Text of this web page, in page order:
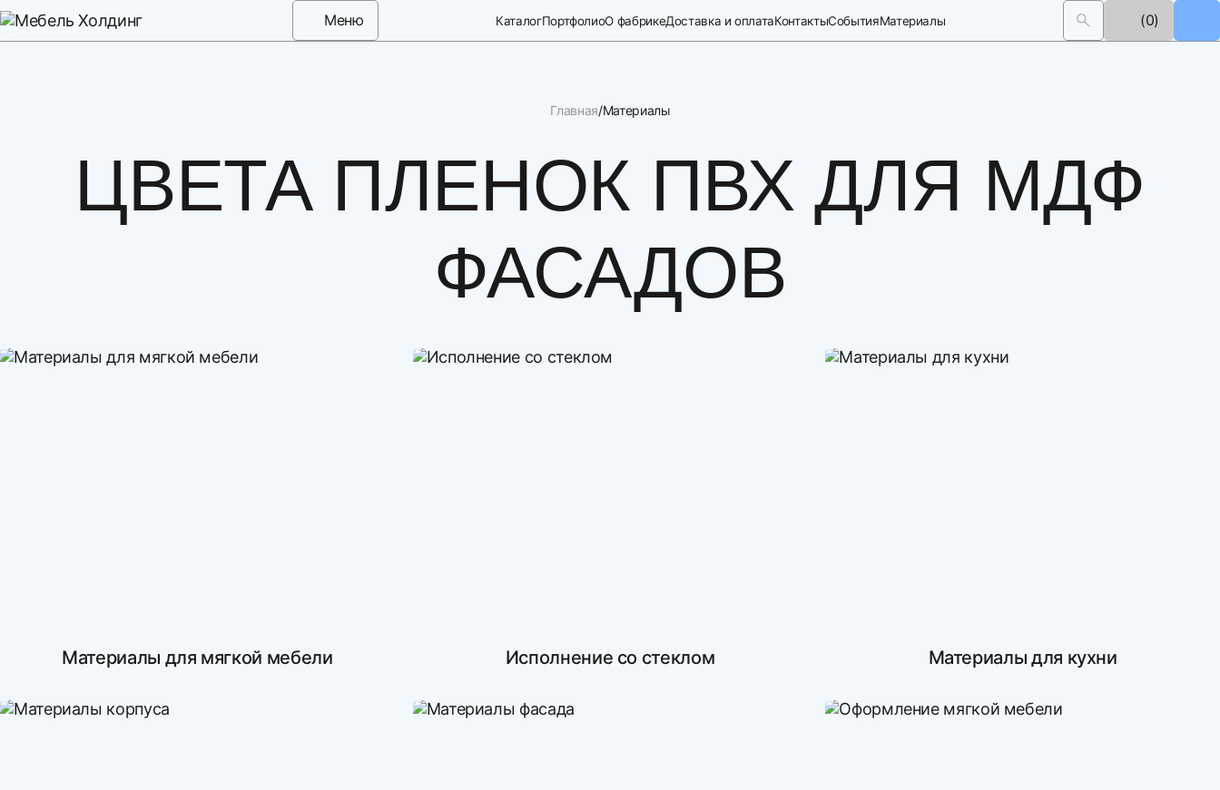
Меню КаталогПортфолиоО фабрикеДоставка и оплатаКонтактыСобытияМатериалы (0)
Главная Материалы
ЦВЕТА ПЛЕНОК ПВХ ДЛЯ МДФ
ФАСАДОВ
Материалы для мягкой мебели Исполнение со стеклом Материалы для кухни